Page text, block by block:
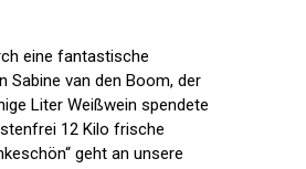
eine fantastische
Sabine van den Boom, der
Liter Weißwein spendete
12 Kilo frische
geht an unsere